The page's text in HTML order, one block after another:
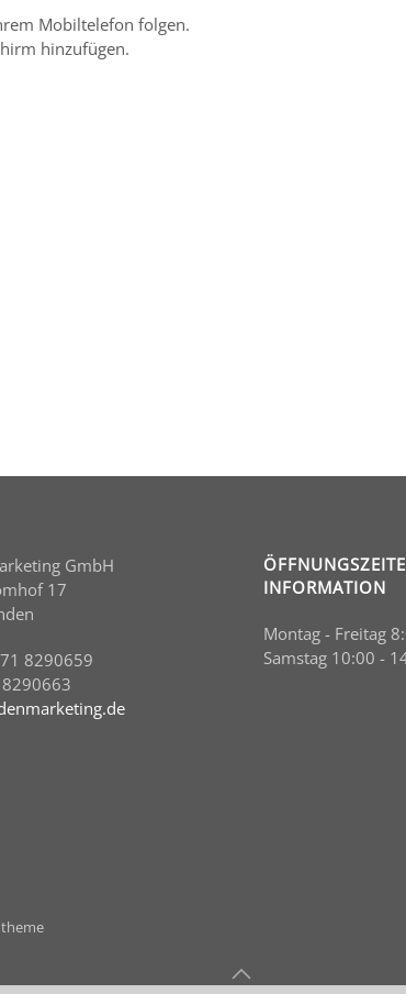
Mobiltelefon folgen.
hinzufügen.
GmbH
17
8290659
INFORMATION
Montag - Freitag
Samstag 10:00 -